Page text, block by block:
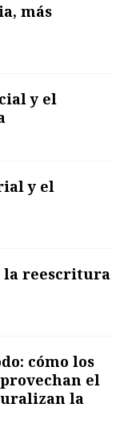
más
y el
y el
la reescritura
cómo los
el
la